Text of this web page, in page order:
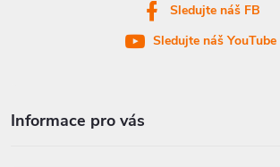
Informace pro vás
Sledujte náš FB
Sledujte náš YouTube